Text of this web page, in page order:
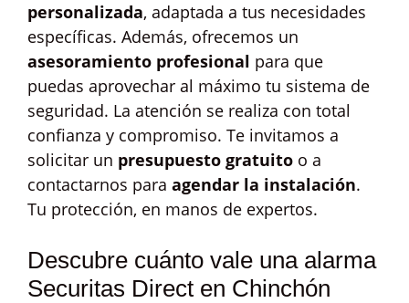
personalizada, adaptada a tus necesidades
específicas. Además, ofrecemos un
asesoramiento profesional para que
puedas aprovechar al máximo tu sistema de
seguridad. La atención se realiza con total
confianza y compromiso. Te invitamos a
solicitar un presupuesto gratuito o a
contactarnos para agendar la instalación.
Tu protección, en manos de expertos.
Descubre cuánto vale una alarma
Securitas Direct en Chinchón